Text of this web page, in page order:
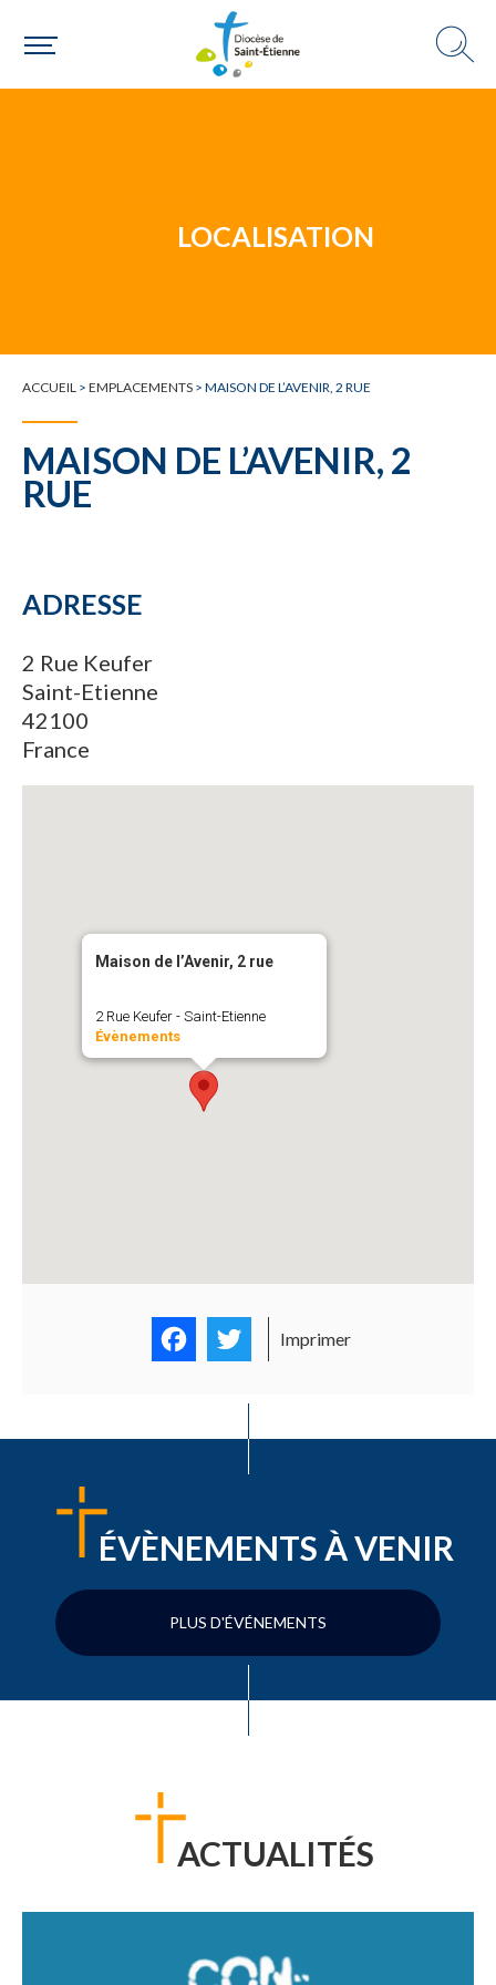
LOCALISATION
ACCUEIL > EMPLACEMENTS > MAISON DE L’AVENIR, 2 RUE
MAISON DE L’AVENIR, 2
RUE
ADRESSE
2 Rue Keufer
Saint-Etienne
42100
France
Maison de l’Avenir, 2 rue
2 Rue Keufer - Saint-Etienne
Évènements
FacebookTwitter
Imprimer
ÉVÈNEMENTS À VENIR
PLUS D'ÉVÉNEMENTS
ACTUALITÉS